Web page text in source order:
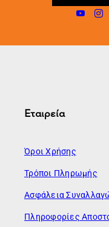
Εταιρεία
Όροι Χρήσης
Τρόποι Πληρωμής
Ασφάλεια
Πληροφορίες